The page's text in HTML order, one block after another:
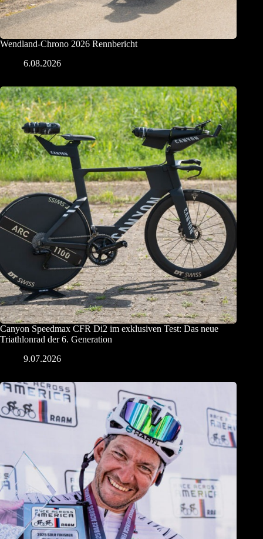
Wendland-Chrono 2026 Rennbericht
6.08.2026
Canyon Speedmax CFR Di2 im exklusiven Test: Das neue
Triathlonrad der 6. Generation
9.07.2026